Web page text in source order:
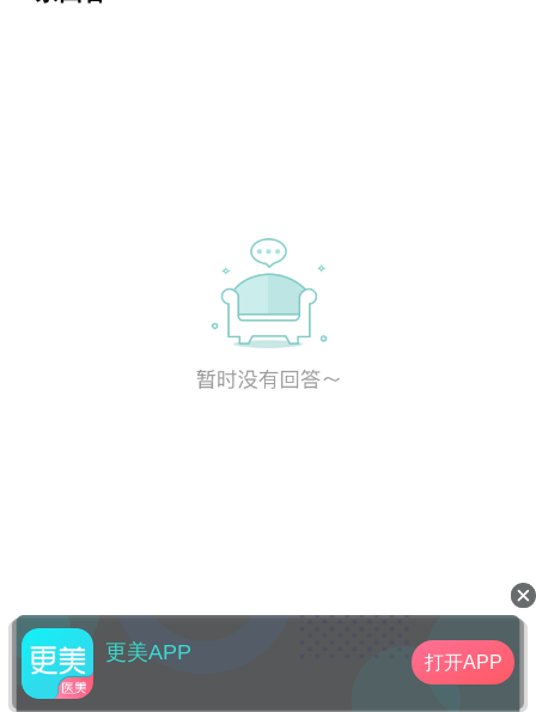
更美APP 打开APP